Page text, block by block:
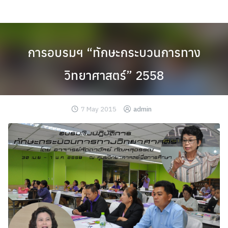
to
การอบรมฯ “ทักษะกระบวนการทาง
วิทยาศาสตร์” 2558
7 May 2015 admin